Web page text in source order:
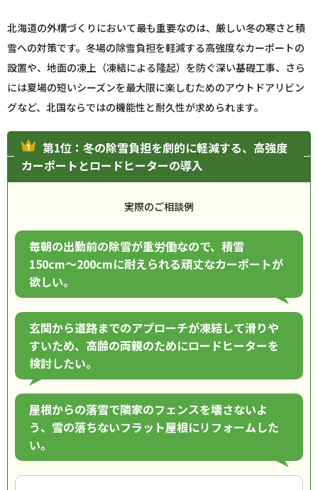
北海道の外構づくりにおいて最も重要なのは、厳しい冬の寒さと積
雪への対策です。冬場の除雪負担を軽減する高強度なカーポートの
設置や、地面の凍上（凍結による隆起）を防ぐ深い基礎工事、さら
には夏場の短いシーズンを最大限に楽しむためのアウトドアリビン
グなど、北国ならではの機能性と耐久性が求められます。
第1位：冬の除雪負担を劇的に軽減する、高強度
カーポートとロードヒーターの導入
実際のご相談例
毎朝の出勤前の除雪が重労働なので、積雪
150cm〜200cmに耐えられる頑丈なカーポートが
欲しい。
玄関から道路までのアプローチが凍結して滑りや
すいため、高齢の両親のためにロードヒーターを
検討したい。
屋根からの落雪で隣家のフェンスを壊さないよ
う、雪の落ちないフラット屋根にリフォームした
い。